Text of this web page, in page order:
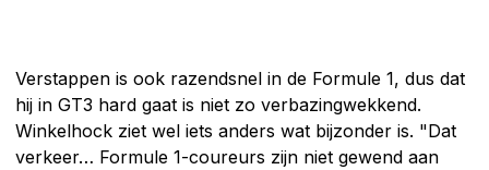
Verstappen is ook razendsnel in de Formule 1, dus dat
hij in GT3 hard gaat is niet zo verbazingwekkend.
Winkelhock ziet wel iets anders wat bijzonder is. "Dat
verkeer… Formule 1-coureurs zijn niet gewend aan